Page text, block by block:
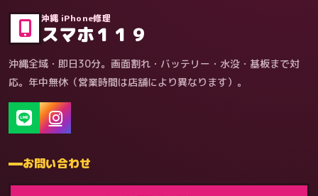
沖縄 iPhone修理
スマホ１１９
沖縄全域・即日30分。画面割れ・バッテリー・水没・基板まで対
応。年中無休（営業時間は店舗により異なります）。
お問い合わせ